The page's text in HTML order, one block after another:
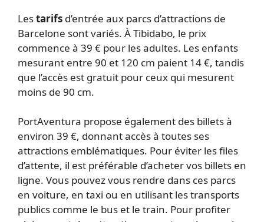
Lestarifs d’entrée aux parcs d’attractions de
Barcelone sont variés. À Tibidabo, le prix
commence à 39 € pour les adultes. Les enfants
mesurant entre 90 et 120 cm paient 14 €, tandis
que l’accès est gratuit pour ceux qui mesurent
moins de 90 cm.
PortAventura propose également des billets à
environ 39 €, donnant accès à toutes ses
attractions emblématiques. Pour éviter les files
d’attente, il est préférable d’acheter vos billets en
ligne. Vous pouvez vous rendre dans ces parcs
en voiture, en taxi ou en utilisant les transports
publics comme le bus et le train. Pour profiter